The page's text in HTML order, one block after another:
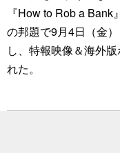
『How to Rob a Bank
の邦題で9月4日（金
し、特報映像＆海外
れた。